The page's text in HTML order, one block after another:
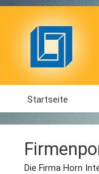
Startseite
Die Firma Horn